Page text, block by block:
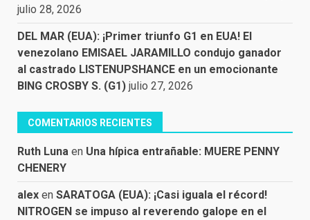
julio 28, 2026
DEL MAR (EUA): ¡Primer triunfo G1 en EUA! El
venezolano EMISAEL JARAMILLO condujo ganador
al castrado LISTENUPSHANCE en un emocionante
BING CROSBY S. (G1) julio 27, 2026
COMENTARIOS RECIENTES
Ruth Luna en Una hípica entrañable: MUERE PENNY
CHENERY
alex en SARATOGA (EUA): ¡Casi iguala el récord!
NITROGEN se impuso al reverendo galope en el